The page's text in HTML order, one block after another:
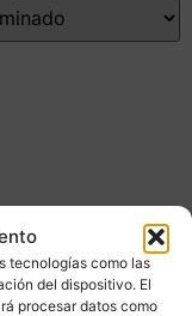
tecnologías como las
del dispositivo. El
procesar datos como